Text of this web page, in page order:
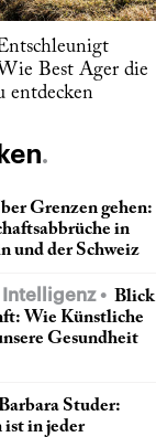
Best Ager die
entdecken
Grenzen gehen:
in
und der Schweiz
Intelligenz
Blick
Wie Künstliche
Gesundheit
Studer:
ist in jeder